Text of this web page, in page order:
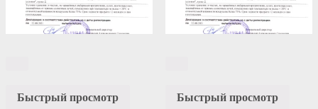
Быстрый просмотр
Быстрый просмотр